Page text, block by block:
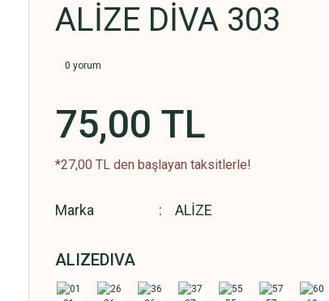
ALİZE DİVA 303
0 yorum
75,00 TL
*27,00 TL den başlayan taksitlerle!
Marka ALİZE
ALIZEDIVA